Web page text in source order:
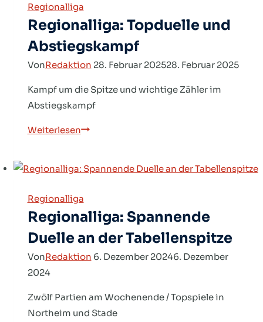
Schluss
Regionalliga
Regionalliga: Topduelle und
Abstiegskampf
VonRedaktion 28. Februar 202528. Februar 2025
Kampf um die Spitze und wichtige Zähler im
Abstiegskampf
WeiterlesenRegionalliga:
Abstiegskampf
Regionalliga
Regionalliga: Spannende
Duelle an der Tabellenspitze
VonRedaktion 6. Dezember 20246. Dezember
2024
Zwölf Partien am Wochenende / Topspiele in
Northeim und Stade